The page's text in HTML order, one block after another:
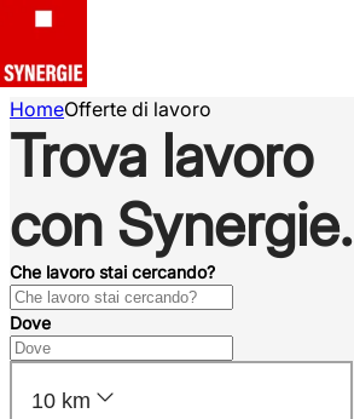
HomeOfferte di lavoro
Trova lavoro
con Synergie.
Che lavoro stai cercando?
Dove
10 km